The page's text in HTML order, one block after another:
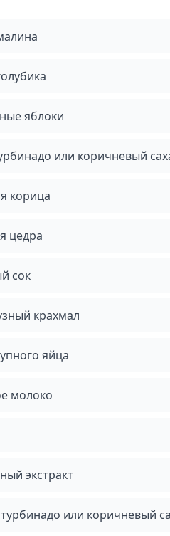
яблоки
или коричневый
корица
цедра
сок
крахмал
яйца
молоко
экстракт
или коричневый